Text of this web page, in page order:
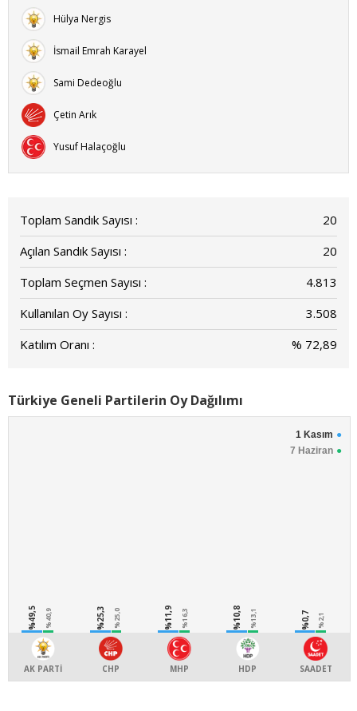
Hülya Nergis
İsmail Emrah Karayel
Sami Dedeoğlu
Çetin Arık
Yusuf Halaçoğlu
Toplam Sandık Sayısı :
20
Açılan Sandık Sayısı :
20
Toplam Seçmen Sayısı :
4.813
Kullanılan Oy Sayısı :
3.508
Katılım Oranı :
% 72,89
Türkiye Geneli Partilerin Oy Dağılımı
1 Kasım
7 Haziran
%49,5 %40,9
AK PARTİ
%25,3 %25,0
CHP
%11,9 %16,3
MHP
%10,8 %13,1
HDP
%0,7 %2,1
SAADET